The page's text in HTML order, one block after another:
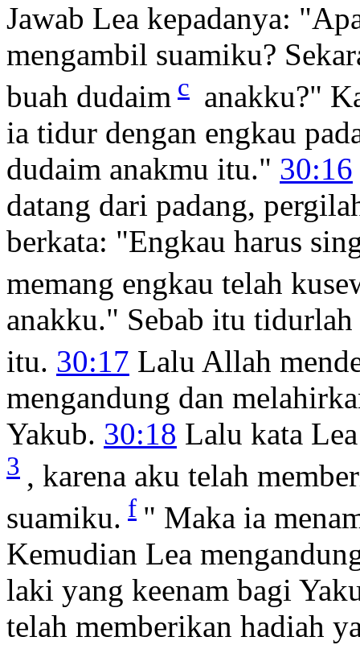
Jawab Lea kepadanya:
mengambil suamiku?
buah dudaim c anakku?"
ia tidur dengan engkau
dudaim anakmu itu." 30:16
datang dari padang,
berkata: "Engkau harus
memang engkau telah
anakku." Sebab itu tidurlah
itu. 30:17 Lalu Allah
mengandung dan
Yakub. 30:18 Lalu kata
3 , karena aku telah
suamiku. f " Maka ia
Kemudian Lea
laki yang keenam bagi
telah memberikan hadiah